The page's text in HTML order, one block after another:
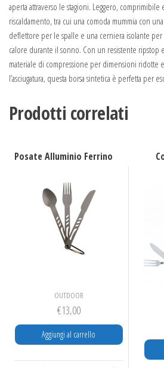
aperta attraverso le stagioni. Leggero,
riscaldamento, tra cui una comoda mummia con
deflettore per le spalle e una cerniera isolante
calore durante il sonno. Con un resistente ripstop
materiale di compressione per dimensioni ridotte
l’asciugatura, questa borsa sintetica è perfetta per
Prodotti correlati
Posate Alluminio Ferrino
OUTDOOR
€13,00
Aggiungi al carrello